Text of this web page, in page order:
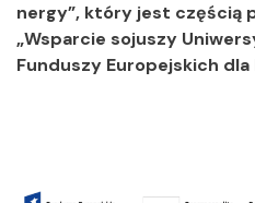
nergy”, który jest częścią
„Wsparcie sojuszy
Funduszy Europejskich dla